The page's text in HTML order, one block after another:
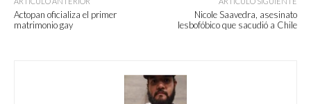
Actopan oficializa el primer
matrimonio gay
Nicole Saavedra, asesinato
lesbofóbico que sacudió a Chile